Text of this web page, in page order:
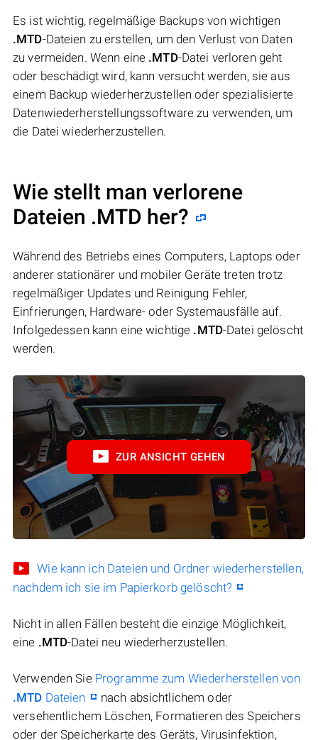
Es ist wichtig, regelmäßige Backups von wichtigen
.MTD-Dateien zu erstellen, um den Verlust von Daten
zu vermeiden. Wenn eine .MTD-Datei verloren geht
oder beschädigt wird, kann versucht werden, sie aus
einem Backup wiederherzustellen oder spezialisierte
Datenwiederherstellungssoftware zu verwenden, um
die Datei wiederherzustellen.
Wie stellt man verlorene
Dateien .MTD her?
Während des Betriebs eines Computers, Laptops oder
anderer stationärer und mobiler Geräte treten trotz
regelmäßiger Updates und Reinigung Fehler,
Einfrierungen, Hardware- oder Systemausfälle auf.
Infolgedessen kann eine wichtige .MTD-Datei gelöscht
werden.
ZUR ANSICHT GEHEN
Wie kann ich Dateien und Ordner wiederherstellen,
nachdem ich sie im Papierkorb gelöscht?
Nicht in allen Fällen besteht die einzige Möglichkeit,
eine .MTD-Datei neu wiederherzustellen.
Verwenden Sie Programme zum Wiederherstellen von
.MTD Dateien
nach absichtlichem oder
versehentlichem Löschen, Formatieren des Speichers
oder der Speicherkarte des Geräts, Virusinfektion,